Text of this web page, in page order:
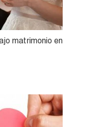
matrimonio en